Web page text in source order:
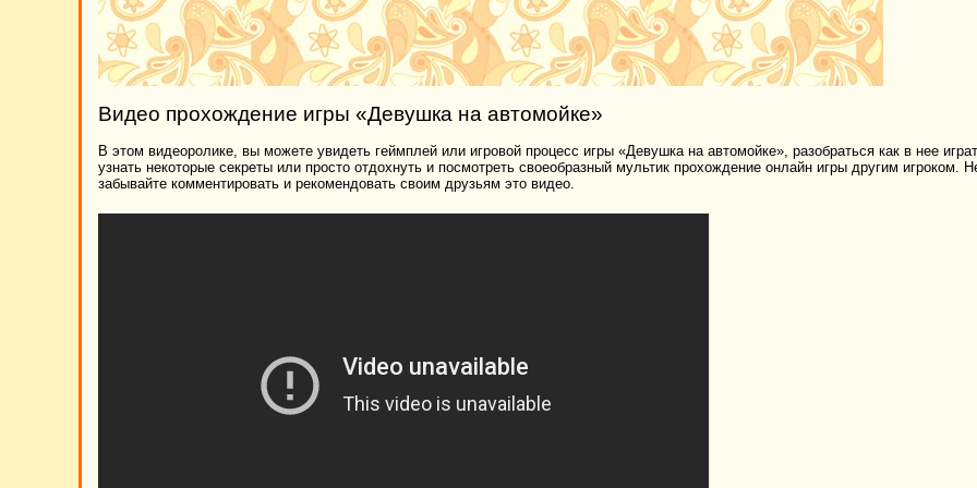
Видео прохождение игры «Девушка на автомойке»
В этом видеоролике, вы можете увидеть геймплей или игровой процесс игры «Девушка на автомойке», разобраться как в нее
узнать некоторые секреты или просто отдохнуть и посмотреть своеобразный мультик прохождение онлайн игры другим игроком.
забывайте комментировать и рекомендовать своим друзьям это видео.